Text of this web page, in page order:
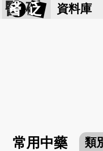
醫 砭 資料庫
常用中藥 類